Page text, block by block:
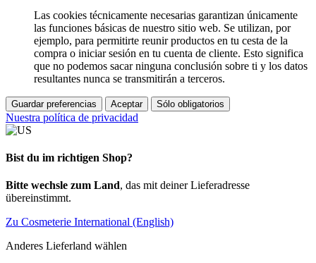
Las cookies técnicamente necesarias garantizan únicamente
las funciones básicas de nuestro sitio web. Se utilizan, por
ejemplo, para permitirte reunir productos en tu cesta de la
compra o iniciar sesión en tu cuenta de cliente. Esto significa
que no podemos sacar ninguna conclusión sobre ti y los datos
resultantes nunca se transmitirán a terceros.
Guardar preferencias Aceptar Sólo obligatorios
Nuestra política de privacidad
Bist du im richtigen Shop?
Bitte wechsle zum Land, das mit deiner Lieferadresse
übereinstimmt.
Zu Cosmeterie International (English)
Anderes Lieferland wählen